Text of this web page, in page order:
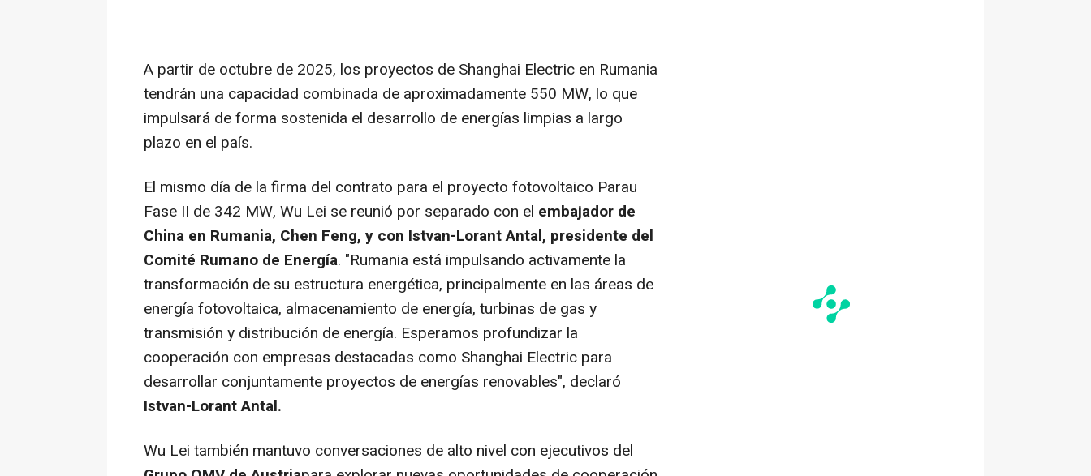
A partir de octubre de 2025, los proyectos de Shanghai Electric en Rumania
tendrán una capacidad combinada de aproximadamente 550 MW, lo que
impulsará de forma sostenida el desarrollo de energías limpias a largo
plazo en el país.
El mismo día de la firma del contrato para el proyecto fotovoltaico Parau
Fase II de 342 MW, Wu Lei se reunió por separado con el embajador de
China en Rumania, Chen Feng, y con Istvan-Lorant Antal, presidente del
Comité Rumano de Energía. "Rumania está impulsando activamente la
transformación de su estructura energética, principalmente en las áreas de
energía fotovoltaica, almacenamiento de energía, turbinas de gas y
transmisión y distribución de energía. Esperamos profundizar la
cooperación con empresas destacadas como Shanghai Electric para
desarrollar conjuntamente proyectos de energías renovables", declaró
Istvan-Lorant Antal.
Wu Lei también mantuvo conversaciones de alto nivel con ejecutivos del